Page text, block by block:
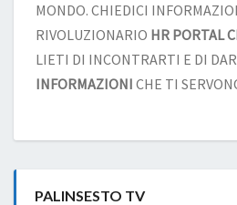
MONDO. CHIEDICI
RIVOLUZIONARIO HR PORTAL
LIETI DI INCONTRARTI E DI
INFORMAZIONI CHE TI
PALINSESTO TV